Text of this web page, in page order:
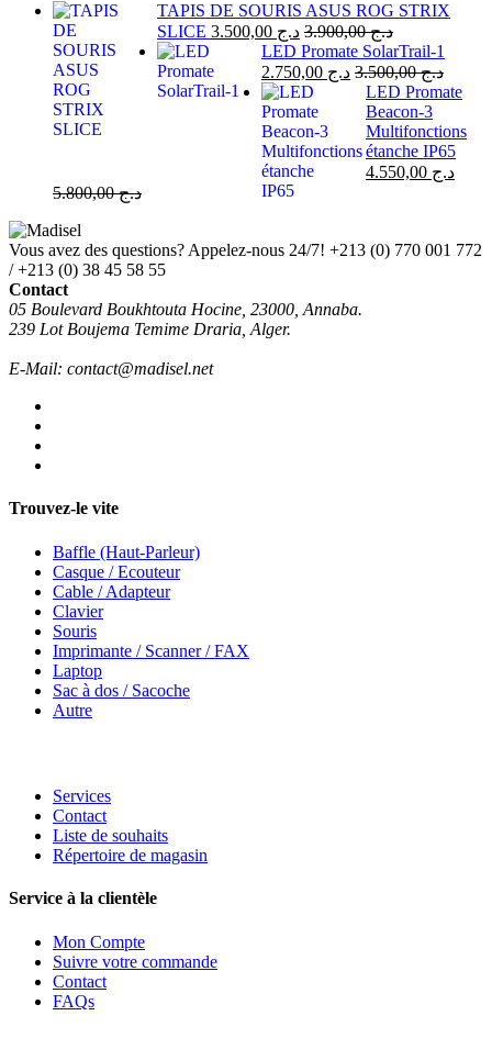
TAPIS DE SOURIS ASUS ROG STRIX
SLICE
د.ج د.ج3.900,00
LED Promate SolarTrail-1
د.ج
د.ج3.500,00
LED Promate
Beacon-3
Multifonctions
étanche IP65
د.ج
د.ج5.800,00
Vous avez des questions? Appelez-nous 24/7! +213 (0) 770 001 772
/ +213 (0) 38 45 58 55
Contact
05 Boulevard Boukhtouta Hocine, 23000, Annaba.
239 Lot Boujema Temime Draria, Alger.
E-Mail: contact@madisel.net
Trouvez-le vite
Baffle (Haut-Parleur)
Casque / Ecouteur
Cable / Adapteur
Clavier
Souris
Imprimante / Scanner / FAX
Laptop
Sac à dos / Sacoche
Autre
Services
Contact
Liste de souhaits
Répertoire de magasin
Service à la clientèle
Mon Compte
Suivre votre commande
Contact
FAQs